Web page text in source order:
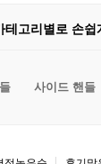
테고리별로 손쉽
사이드 핸들